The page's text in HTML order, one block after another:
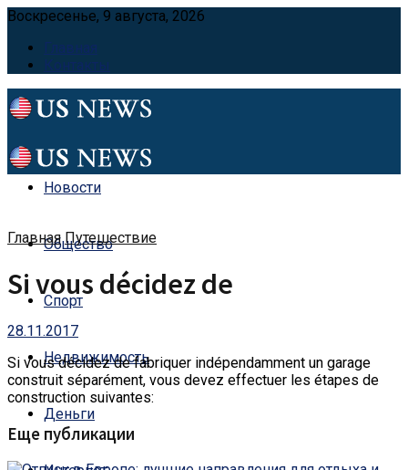
Воскресенье, 9 августа, 2026
Главная
Контакты
Новости
Общество
Спорт
Недвижимость
Деньги
Главная Путешествие
Si vous décidez de
28.11.2017
Si vous décidez de fabriquer indépendamment un garage
construit séparément, vous devez effectuer les étapes de
construction suivantes:
Еще публикации